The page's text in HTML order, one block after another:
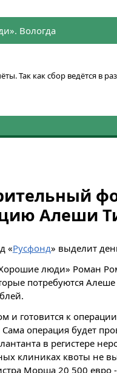
Вологда
Так как сбор ведётся в
Алеши
«Русфонд» выделит
люди» Роман
потребуются
готовится к
операция будет
в регистере
клиниках квоты не
Морша 20 500